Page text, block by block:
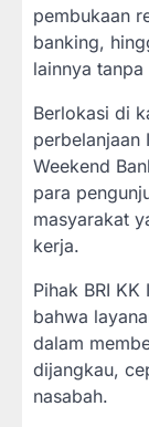
pembukaan
banking,
lainnya
Berlokasi di
perbelanjaan
Weekend
para
masyarakat
kerja.
Pihak BRI
bahwa
dalam
dijangkau,
nasabah.